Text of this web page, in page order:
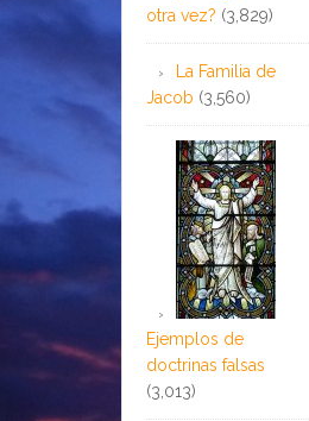
otra vez? (3,829)
La Familia de
Jacob (3,560)
Ejemplos de
doctrinas falsas
(3,013)